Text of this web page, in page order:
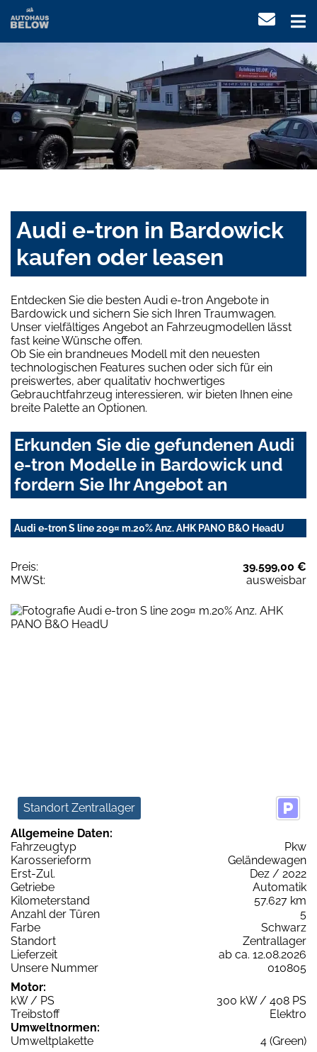
Audi e-tron in Bardowick
kaufen oder leasen
Entdecken Sie die besten Audi e-tron Angebote in
Bardowick und sichern Sie sich Ihren Traumwagen.
Unser vielfältiges Angebot an Fahrzeugmodellen lässt
fast keine Wünsche offen.
Ob Sie ein brandneues Modell mit den neuesten
technologischen Features suchen oder sich für ein
preiswertes, aber qualitativ hochwertiges
Gebrauchtfahrzeug interessieren, wir bieten Ihnen eine
breite Palette an Optionen.
Erkunden Sie die gefundenen Audi
e-tron Modelle in Bardowick und
fordern Sie Ihr Angebot an
Audi e-tron S line 209¤ m.20% Anz. AHK PANO B&O HeadU
Preis:
39.599,00 €
MWSt:
ausweisbar
Standort Zentrallager
Allgemeine Daten:
Fahrzeugtyp
Pkw
Karosserieform
Geländewagen
Erst-Zul.
Dez / 2022
Getriebe
Automatik
Kilometerstand
57.627 km
Anzahl der Türen
5
Farbe
Schwarz
Standort
Zentrallager
Lieferzeit
ab ca. 12.08.2026
Unsere Nummer
010805
Motor:
kW / PS
300 kW / 408 PS
Treibstoff
Elektro
Umweltnormen:
Umweltplakette
4 (Green)